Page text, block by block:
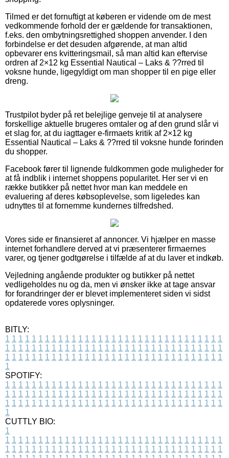
Tilmed er det fornuftigt at køberen er vidende om de mest
vedkommende forhold der er gældende for transaktionen,
f.eks. den ombytningsrettighed shoppen anvender. I den
forbindelse er det desuden afgørende, at man altid
opbevarer ens kvitteringsmail, så man altid kan eftervise
ordren af 2×12 kg Essential Nautical – Laks & ??rred til
voksne hunde, ligegyldigt om man shopper til en pige eller
dreng.
Trustpilot byder på ret belejlige genveje til at analysere
forskellige aktuelle brugeres omtaler og af den grund slår vi
et slag for, at du iagttager e-firmaets kritik af 2×12 kg
Essential Nautical – Laks & ??rred til voksne hunde forinden
du shopper.
Facebook fører til lignende fuldkommen gode muligheder for
at få indblik i internet shoppens popularitet. Her ser vi en
række butikker på nettet hvor man kan meddele en
evaluering af deres købsoplevelse, som ligeledes kan
udnyttes til at fornemme kundernes tilfredshed.
Vores side er finansieret af annoncer. Vi hjælper en masse
internet forhandlere derved at vi præsenterer firmaernes
varer, og tjener godtgørelse i tilfælde af at du laver et indkøb.
Vejledning angående produkter og butikker på nettet
vedligeholdes nu og da, men vi ønsker ikke at tage ansvar
for forandringer der er blevet implementeret siden vi sidst
opdaterede vores oplysninger.
BITLY:
1 1 1 1 1 1 1 1 1 1 1 1 1 1 1 1 1 1 1 1 1 1 1 1 1 1 1 1 1 1 1 1 1
1 1 1 1 1 1 1 1 1 1 1 1 1 1 1 1 1 1 1 1 1 1 1 1 1 1 1 1 1 1 1 1 1
1 1 1 1 1 1 1 1 1 1 1 1 1 1 1 1 1 1 1 1 1 1 1 1 1 1 1 1 1 1 1 1 1
1
SPOTIFY:
1 1 1 1 1 1 1 1 1 1 1 1 1 1 1 1 1 1 1 1 1 1 1 1 1 1 1 1 1 1 1 1 1
1 1 1 1 1 1 1 1 1 1 1 1 1 1 1 1 1 1 1 1 1 1 1 1 1 1 1 1 1 1 1 1 1
1 1 1 1 1 1 1 1 1 1 1 1 1 1 1 1 1 1 1 1 1 1 1 1 1 1 1 1 1 1 1 1 1
1
CUTTLY BIO:
1
1 1 1 1 1 1 1 1 1 1 1 1 1 1 1 1 1 1 1 1 1 1 1 1 1 1 1 1 1 1 1 1 1
1 1 1 1 1 1 1 1 1 1 1 1 1 1 1 1 1 1 1 1 1 1 1 1 1 1 1 1 1 1 1 1 1